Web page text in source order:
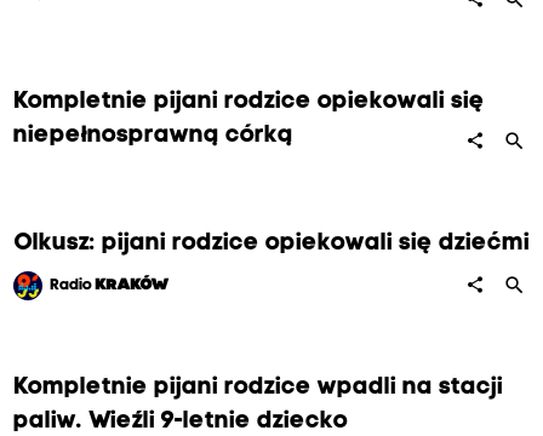
Kompletnie pijani rodzice opiekowali się
niepełnosprawną córką
share search
Olkusz: pijani rodzice opiekowali się dziećmi
Radio KRAKÓW share search
Kompletnie pijani rodzice wpadli na stacji
paliw. Wieźli 9-letnie dziecko